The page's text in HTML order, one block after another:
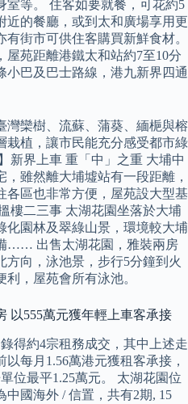
室等。 住客如要就餐，可花約5
近的餐廳，或到太和廣場享用更
街市可供住客購買新鮮食材。
苑距離港鐵太和站約7至10分
小巴及巴士路線，港九新界四通
灣欒樹、流蘇、蒲葵、緬梔與榕
栽植，讓市民能充分感受都市綠
新界上車 重「中」之重 大埔中
雖然離大埔墟站有一段距離，
各區也非常方便，屋苑設大型基
二三事 太湖花園坐落於大埔
化園林及翠綠山景，環境較大埔
…… 出售太湖花園，雅裝兩房
方向，泳池景，步行5分鐘到火
，屋苑會所有泳池。
以555萬元獲年輕上車客承接
得約4宗租務成交，其中上述走
每月1.56萬港元獲租客承接，
位最平1.25萬元。 太湖花園位
國海外 / 信置，共有2期, 15